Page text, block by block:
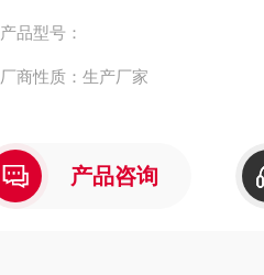
产品型号：
厂商性质：生产厂家
产品咨询